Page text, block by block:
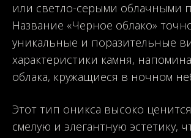
или светло-серыми облачными
Название «Черное облако»
уникальные и поразительные
характеристики камня,
облака, кружащиеся в ночном
Этот тип оникса высоко
смелую и элегантную эстетику,